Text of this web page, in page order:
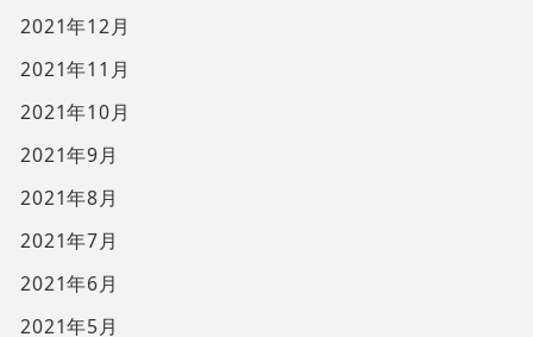
2021年12月
2021年11月
2021年10月
2021年9月
2021年8月
2021年7月
2021年6月
2021年5月